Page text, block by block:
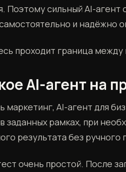
Поэтому сильный AI-агент
и надёжно
проходит граница
AI-агент на
маркетинг, AI-агент для
заданных рамках, при
результата без ручного
очень простой. После